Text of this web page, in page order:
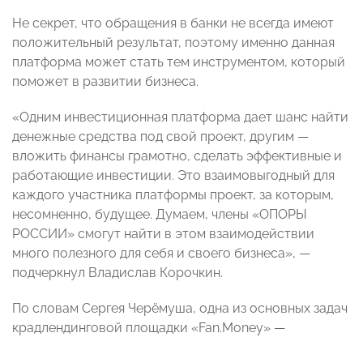
Не секрет, что обращения в банки не всегда имеют
положительный результат, поэтому именно данная
платформа может стать тем инструментом, который
поможет в развитии бизнеса.
«Одним инвестиционная платформа дает шанс найти
денежные средства под свой проект, другим —
вложить финансы грамотно, сделать эффективные и
работающие инвестиции. Это взаимовыгодный для
каждого участника платформы проект, за которым,
несомненно, будущее. Думаем, члены «ОПОРЫ
РОССИИ» смогут найти в этом взаимодействии
много полезного для себя и своего бизнеса», —
подчеркнул Владислав Корочкин.
По словам Сергея Черёмуша, одна из основных задач
крадлендинговой площадки «Fan.Money» —